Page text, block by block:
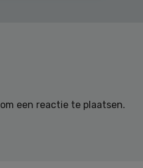
om een reactie te plaatsen.